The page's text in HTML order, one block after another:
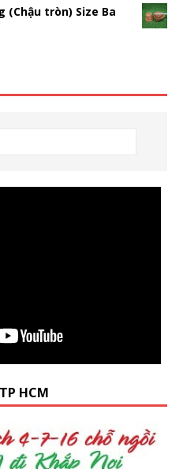
(Chậu tròn) Size Ba
HCM